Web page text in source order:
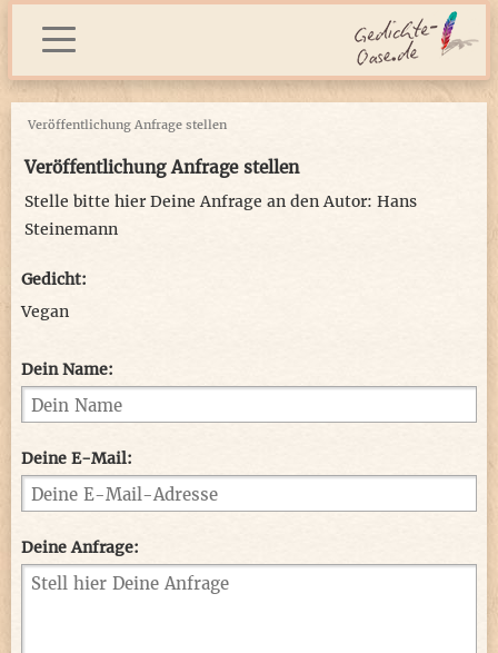
Veröffentlichung Anfrage stellen
Veröffentlichung Anfrage stellen
Stelle bitte hier Deine Anfrage an den Autor: Hans
Steinemann
Gedicht:
Vegan
Dein Name:
Deine E-Mail:
Deine Anfrage: